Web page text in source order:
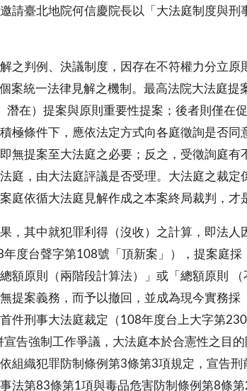
請臺北地院何信慶院長以「大法庭制度與
之判例、決議制度，因存在不符權力分立原
案統一法律見解之機制。最高法院大法庭提
潛在）提案與原則重要性提案；後者則僅在
極條件下，應依法定方式向各庭徵詢是否同
無提案至大法庭之必要；反之，受徵詢庭有
庭，由大法庭評議是否受理。大法庭之裁定
庭依循大法庭見解作成之本案終局裁判，才
，其中就犯罪利得（沒收）之計算，即法人
度台聲字第108號「頂新案」），提案庭採
額原則（兩階段計算法）」或「總額原則
提案義務，而予以撤回，並成為現今實務採
件刑事大法庭裁定（108年度台上大字第
告強制工作爭議，大法庭本於合憲性之目
組織犯罪防制條例第3條第3項規定，宣告刑
法第83條第1項與毒品危害防制條例第8條